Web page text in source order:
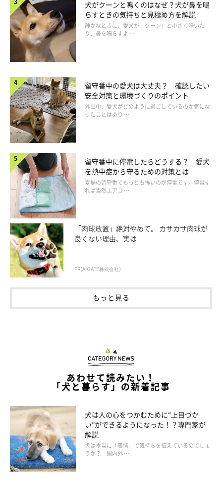
犬がクーンと鳴くのはなぜ？犬が鼻を鳴
らすときの気持ちと見極め方を解説
静かなときに、愛犬が「クーン」と小さく鳴いた
り、鼻を鳴らすよ …
留守番中の愛犬は大丈夫？ 確認したい
安全対策と環境づくりのポイント
外出中、愛犬がどのように過ごしているのか気にな
ったことはあり …
留守番中に停電したらどうする？ 愛犬
を熱中症から守るための対策とは
夏場の留守番でもっとも怖いのが停電です。停電す
れば当然エアコ …
「肉球放置」絶対やめて。 カサカサ肉球が
良くない理由、実は...
PR(AIGATE株式会社)
もっと見る
あわせて読みたい！
「犬と暮らす」の新着記事
犬は人の心をつかむために“上目づか
い”ができるようになった！？専門家が
解説
犬は本当に「表情」で気持ちを伝えているのでしょ
うか？ 国内外 …